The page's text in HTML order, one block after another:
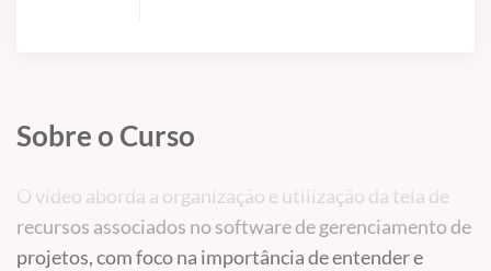
Sobre o Curso
O vídeo aborda a organização e utilização da tela de
recursos associados no software de gerenciamento de
projetos, com foco na importância de entender e